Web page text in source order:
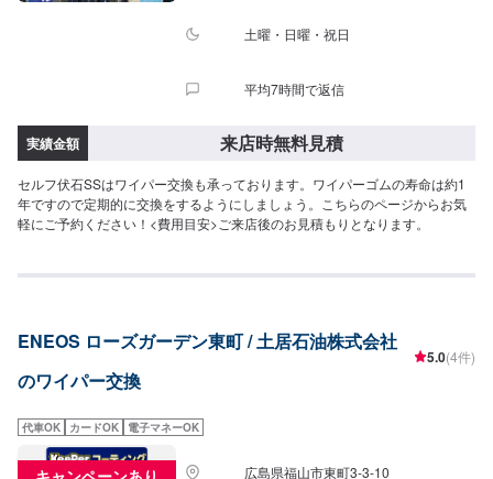
土曜・日曜・祝日
平均7時間で返信
実績金額 来店時無料見積
セルフ伏石SSはワイパー交換も承っております。ワイパーゴムの寿命は約1
年ですので定期的に交換をするようにしましょう。こちらのページからお気
軽にご予約ください！<費用目安>ご来店後のお見積もりとなります。
ENEOS ローズガーデン東町 / 土居石油株式会社
のワイパー交換
5.0(4件)
代車OK カードOK 電子マネーOK
広島県福山市東町3-3-10